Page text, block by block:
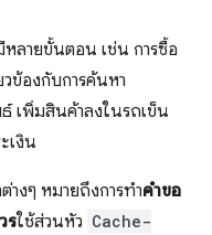
หลายขั้นตอน เช่น การซื้อ
ข้องกับการค้นหา
เพิ่มสินค้าลงในรถเข็น
เงิน
างๆ หมายถึงการทำคำขอ
รใช้ส่วนหัว Cache-